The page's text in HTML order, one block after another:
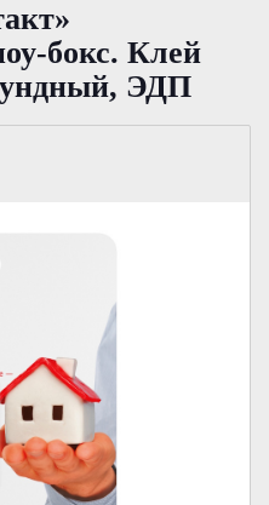
бокс. Клей
ЭДП